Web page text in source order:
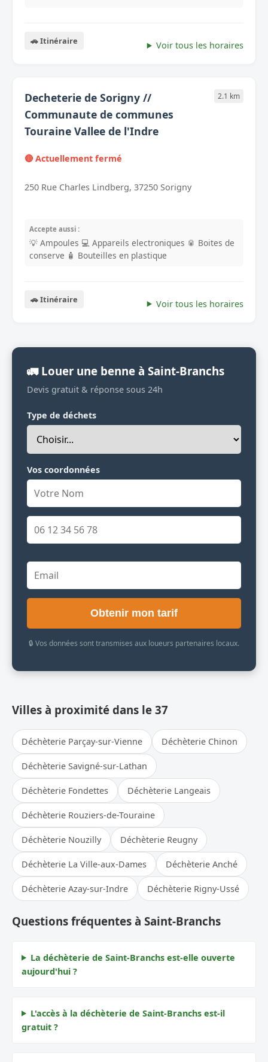
🚗 Itinéraire Voir tous les horaires
Decheterie de Sorigny //
Communaute de communes
Touraine Vallee de l'Indre
2.1 km
🔴 Actuellement fermé
250 Rue Charles Lindberg, 37250 Sorigny
Accepte aussi :
💡 Ampoules 💻 Appareils electroniques 🥫 Boites de
conserve 🧴 Bouteilles en plastique
🚗 Itinéraire Voir tous les horaires
🚛 Louer une benne à Saint-Branchs
Devis gratuit & réponse sous 24h
Type de déchets
Vos coordonnées
Obtenir mon tarif
🔒 Vos données sont transmises aux loueurs partenaires locaux.
Villes à proximité dans le 37
Déchèterie Parçay-sur-Vienne Déchèterie Chinon
Déchèterie Savigné-sur-Lathan
Déchèterie Fondettes Déchèterie Langeais
Déchèterie Rouziers-de-Touraine
Déchèterie Nouzilly Déchèterie Reugny
Déchèterie La Ville-aux-Dames Déchèterie Anché
Déchèterie Azay-sur-Indre Déchèterie Rigny-Ussé
Questions fréquentes à Saint-Branchs
La déchèterie de Saint-Branchs est-elle ouverte
aujourd'hui ?
L'accès à la déchèterie de Saint-Branchs est-il
gratuit ?